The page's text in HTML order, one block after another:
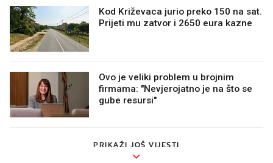
Kod Križevaca jurio preko 150 na sat.
Prijeti mu zatvor i 2650 eura kazne
Ovo je veliki problem u brojnim
firmama: "Nevjerojatno je na što se
gube resursi"
PRIKAŽI JOŠ VIJESTI